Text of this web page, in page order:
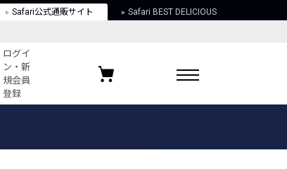
Safari公式通販サイト Safari BEST DELICIOUS
ログイ
ン・新
規会員
登録
お気に入りブランド